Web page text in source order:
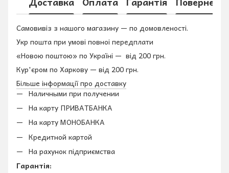
Самовивіз з нашого магазину — по домовленості.
Укр пошта при умові повноі передплати
«Новою поштою» по Україні — від 200 грн.
Кур'єром по Харкову — від 200 грн.
Більше інформації про доставку
Наличными при получении
На карту ПРИВАТБАНКА
На карту МОНОБАНКА
Кредитной картой
На рахунок підприємства
Гарантія: